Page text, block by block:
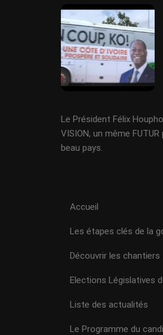
Le Président Félix
VISION, un même
beau pays.
Accueil
Les étapes clés de la
Découvrir les chantiers
Elections Législatives
Liste des actualités
Le Programme du